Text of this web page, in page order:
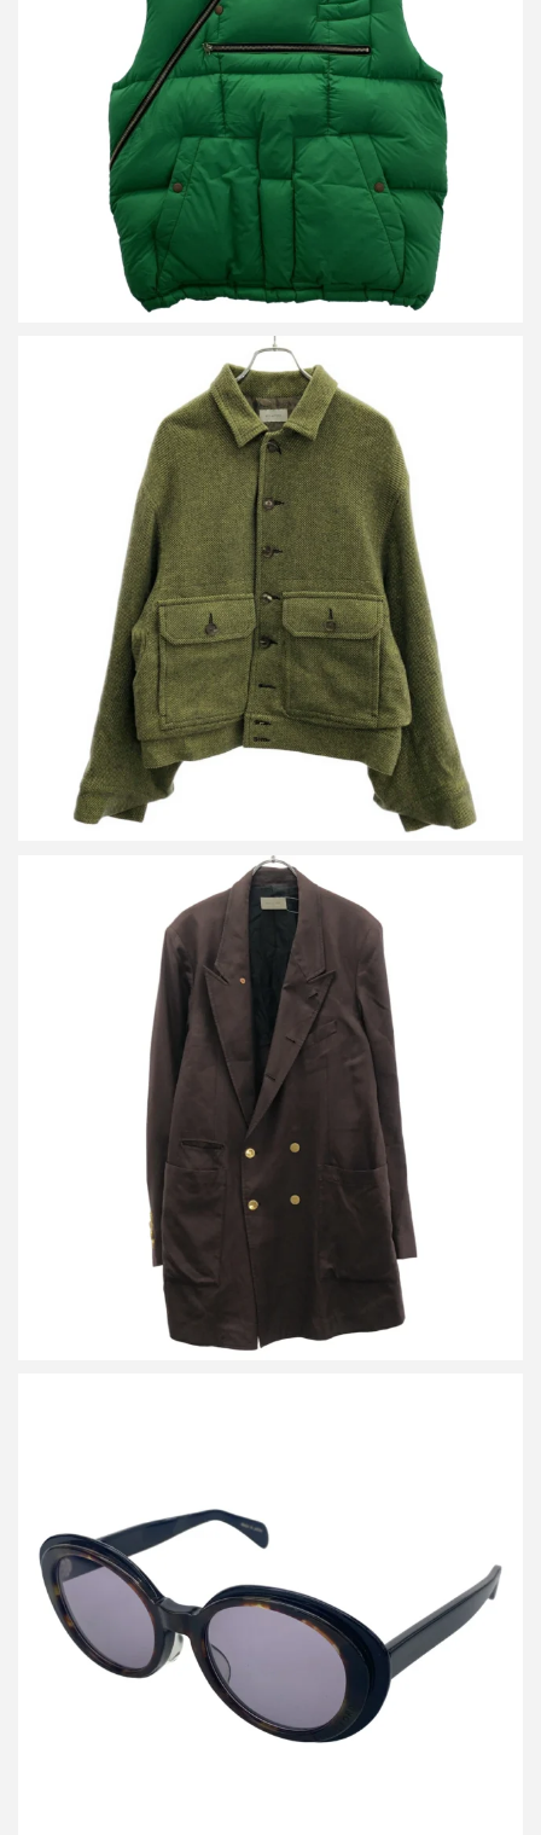
ベッドフォード 23AW プルオーバーダウンベスト
買取金額.14,400円
詳しく見る
ベッドフォード SAMPLE/24AW ヘリンボーンウールジャケット
詳しく見る
ベッドフォード 24SS ピークドラペルダブルジャケット 24SS-B-
JK01
詳しく見る
ベッドフォード グリッチ 24AW サングラス アイウェア GLH-1025
買取金額12,000円